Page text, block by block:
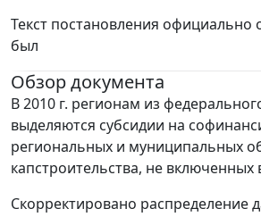
Текст постановления официально
был
Обзор документа
В 2010 г. регионам из
выделяются субсидии на
региональных и муниципальных
капстроительства, не
Скорректировано распределение